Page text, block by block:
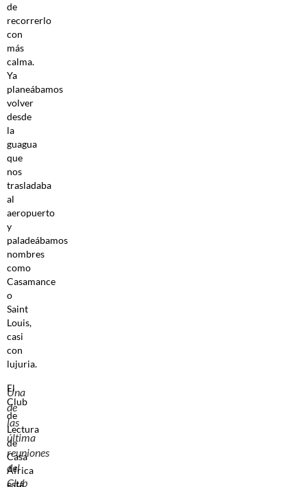
de
recorrerlo
con
más
calma.
Ya
planeábamos
volver
desde
la
guagua
que
nos
trasladaba
al
aeropuerto
y
paladeábamos
nombres
como
Casamance
o
Saint
Louis,
casi
con
lujuria.
Una
de
las
última
reuniones
del
Club
El
Club
de
Lectura
de
Casa
África
está